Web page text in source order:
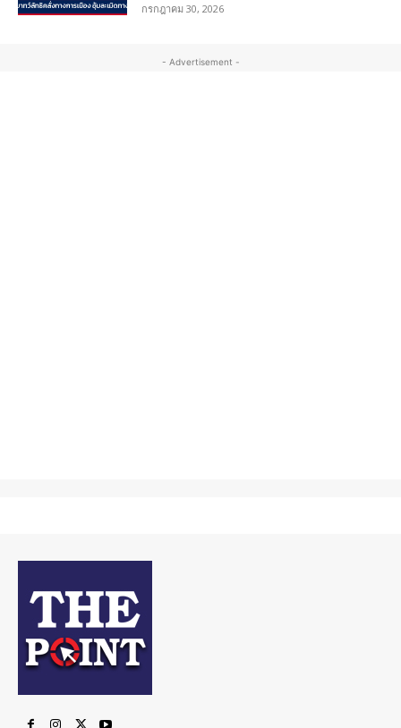
กรกฎาคม 30, 2026
- Advertisement -